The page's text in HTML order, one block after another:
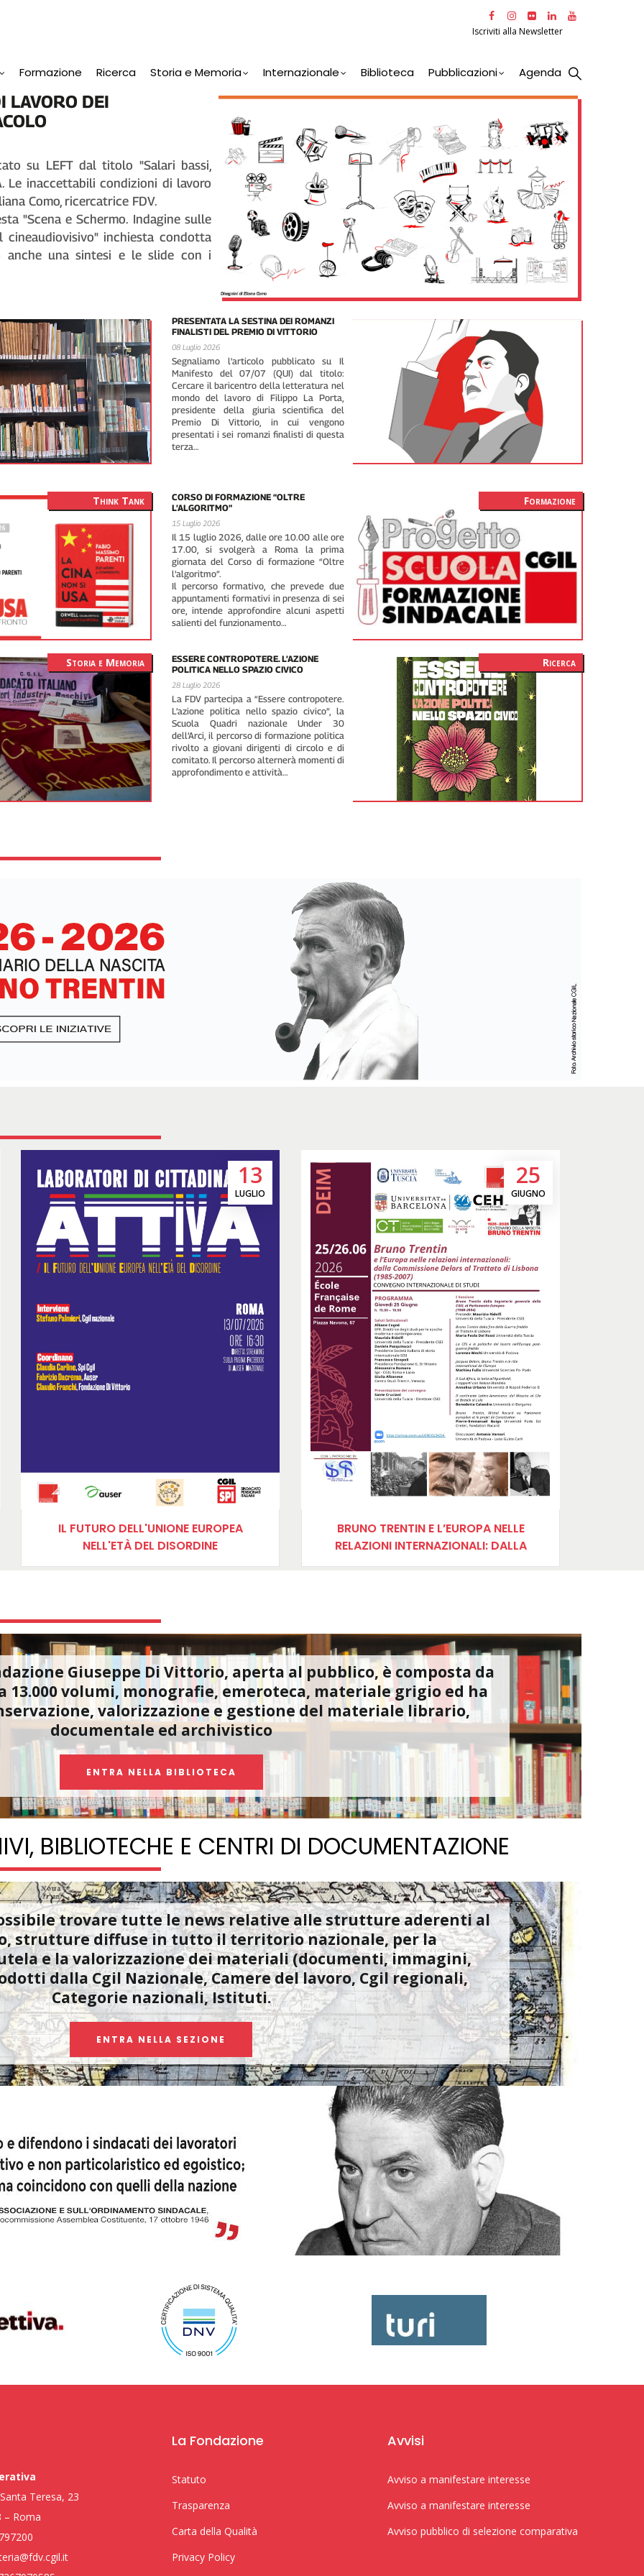
Iscriviti alla Newsletter
Formazione Ricerca Storia e Memoria Internazionale Biblioteca Pubblicazioni Agenda
LAVORO DEI
su LEFT dal titolo "Salari bassi,
Le inaccettabili condizioni di lavoro
Como, ricercatrice FDV.
"Scena e Schermo. Indagine sulle
inchiesta condotta
anche una sintesi e le slide con i
PRESENTATA LA SESTINA DEI ROMANZI
FINALISTI DEL PREMIO DI VITTORIO
08 Luglio 2026
Segnaliamo l'articolo pubblicato su Il
Manifesto del 07/07 (QUI) dal titolo:
Cercare il baricentro della letteratura nel
mondo del lavoro di Filippo La Porta,
presidente della giuria scientifica del
Premio Di Vittorio, in cui vengono
presentati i sei romanzi finalisti di questa
terza…
Think Tank Formazione
CORSO DI FORMAZIONE “OLTRE
L’ALGORITMO”
15 Luglio 2026
Il 15 luglio 2026, dalle ore 10.00 alle ore
17.00, si svolgerà a Roma la prima
giornata del Corso di formazione “Oltre
l’algoritmo”.
Il percorso formativo, che prevede due
appuntamenti formativi in presenza di sei
ore, intende approfondire alcuni aspetti
salienti del funzionamento…
Storia e Memoria Ricerca
ESSERE CONTROPOTERE. L’AZIONE
POLITICA NELLO SPAZIO CIVICO
28 Luglio 2026
La FDV partecipa a “Essere contropotere.
L’azione politica nello spazio civico”, la
Scuola Quadri nazionale Under 30
dell’Arci, il percorso di formazione politica
rivolto a giovani dirigenti di circolo e di
comitato. Il percorso alternerà momenti di
approfondimento e attività…
13
LUGLIO
IL FUTURO DELL'UNIONE EUROPEA
NELL'ETÀ DEL DISORDINE
25
GIUGNO
BRUNO TRENTIN E L’EUROPA NELLE
RELAZIONI INTERNAZIONALI: DALLA
COMMISSIONE DELORS AL TRATTATO DI
Giuseppe Di Vittorio, aperta al pubblico, è composta da
13.000 volumi, monografie, emeroteca, materiale grigio ed ha
valorizzazione e gestione del materiale librario,
documentale ed archivistico
ENTRA NELLA BIBLIOTECA
BIBLIOTECHE E CENTRI DI DOCUMENTAZIONE
trovare tutte le news relative alle strutture aderenti al
strutture diffuse in tutto il territorio nazionale, per la
e la valorizzazione dei materiali (documenti, immagini,
dalla Cgil Nazionale, Camere del lavoro, Cgil regionali,
Categorie nazionali, Istituti.
ENTRA NELLA SEZIONE
Teresa, 23
– Roma
La Fondazione
Statuto
Trasparenza
Carta della Qualità
Privacy Policy
Avvisi
Avviso a manifestare interesse
Avviso a manifestare interesse
Avviso pubblico di selezione comparativa